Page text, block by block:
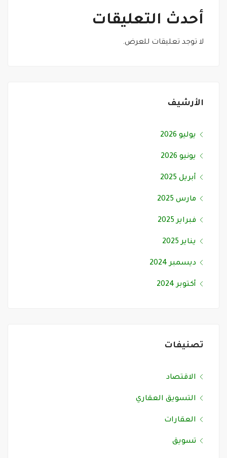
أحدث التعليقات
لا توجد تعليقات للعرض.
الأرشيف
يوليو 2026
يونيو 2026
أبريل 2025
مارس 2025
فبراير 2025
يناير 2025
ديسمبر 2024
أكتوبر 2024
تصنيفات
الاقتصاد
التسويق العقاري
العقارات
تسويق